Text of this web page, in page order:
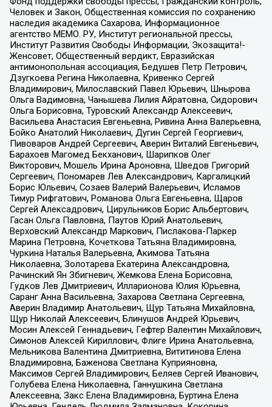
Человек и Закон, Общественная комиссия по сохранению
наследия академика Сахарова, Информационное
агентство МЕМО. РУ, Институт региональной прессы,
Институт Развития Свободы Информации, Экозащита!-
Женсовет, Общественный вердикт, Евразийская
антимонопольная ассоциация, Бедушев Петр Петрович,
Дзугкоева Регина Николаевна, Кривенко Сергей
Владимирович, Милославский Павел Юрьевич, Шнырова
Ольга Вадимовна, Чанышева Лилия Айратовна, Сидорович
Ольга Борисовна, Туровский Александр Алексеевич,
Васильева Анастасия Евгеньевна, Ривина Анна Валерьевна,
Бойко Анатолий Николаевич, Дугин Сергей Георгиевич,
Пивоваров Андрей Сергеевич, Аверин Виталий Евгеньевич,
Барахоев Магомед Бекханович, Шарипков Олег
Викторович, Мошель Ирина Ароновна, Шведов Григорий
Сергеевич, Пономарев Лев Александрович, Каргалицкий
Борис Юльевич, Созаев Валерий Валерьевич, Исламов
Тимур Рифгатович, Романова Ольга Евгеньевна, Щаров
Сергей Алексадрович, Цирульников Борис Альбертович,
Гасан Ольга Павловна, Паутов Юрий Анатольевич,
Верховский Александр Маркович, Пислакова-Паркер
Марина Петровна, Кочеткова Татьяна Владимировна,
Чуркина Наталья Валерьевна, Акимова Татьяна
Николаевна, Золотарева Екатерина Александровна,
Рачинский Ян Збигневич, Жемкова Елена Борисовна,
Гудков Лев Дмитриевич, Илларионова Юлия Юрьевна,
Саранг Анна Васильевна, Захарова Светлана Сергеевна,
Аверин Владимир Анатольевич, Щур Татьяна Михайловна,
Щур Николай Алексеевич, Блинушов Андрей Юрьевич,
Мосин Алексей Геннадьевич, Гефтер Валентин Михайлович,
Симонов Алексей Кириллович, Флиге Ирина Анатольевна,
Мельникова Валентина Дмитриевна, Вититинова Елена
Владимировна, Баженова Светлана Куприяновна,
Максимов Сергей Владимирович, Беляев Сергей Иванович,
Голубева Елена Николаевна, Ганнушкина Светлана
Алексеевна, Закс Елена Владимировна, Буртина Елена